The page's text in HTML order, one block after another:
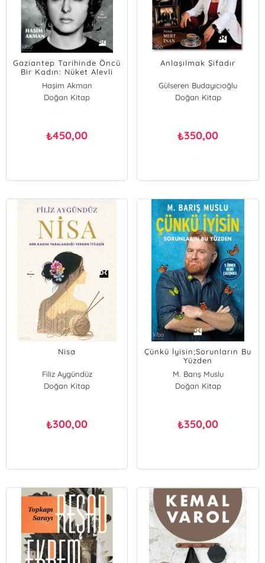
Gaziantep Tarihinde Öncü
Bir Kadın: Nüket Alevli
Ersoy
Haşim Akman
Doğan Kitap
₺450,00
Anlaşılmak Şifadır
Gülseren Budayıcıoğlu
Doğan Kitap
₺350,00
Nisa
Filiz Aygündüz
Doğan Kitap
₺300,00
Çünkü İyisin;Sorunların Bu
Yüzden
M. Barış Muslu
Doğan Kitap
₺350,00